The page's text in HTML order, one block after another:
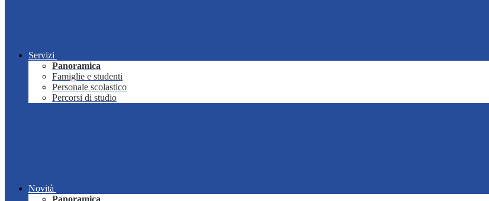
Servizi
Panoramica
Famiglie e studenti
Personale scolastico
Percorsi di studio
Novità